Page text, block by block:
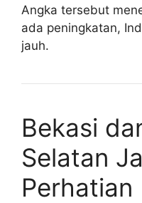
Angka tersebut
ada peningkatan,
jauh.
Bekasi
Selatan
Perhatian